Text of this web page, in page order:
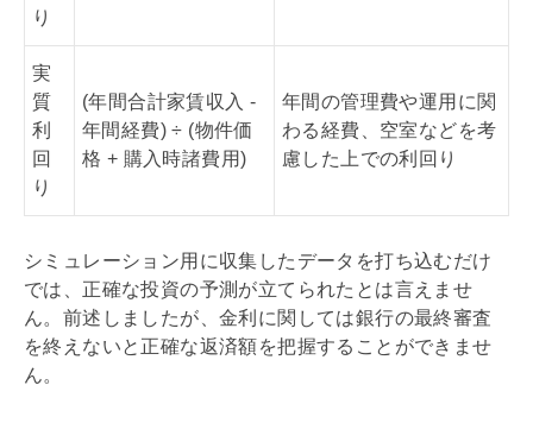
り
実
質
利
回
り
(年間合計家賃収入 -
年間経費) ÷ (物件価
格 + 購入時諸費用)
年間の管理費や運用に関
わる経費、空室などを考
慮した上での利回り
シミュレーション用に収集したデータを打ち込むだけ
では、正確な投資の予測が立てられたとは言えませ
ん。前述しましたが、金利に関しては銀行の最終審査
を終えないと正確な返済額を把握することができませ
ん。